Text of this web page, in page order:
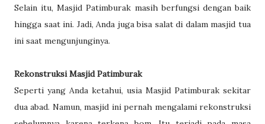
Selain itu, Masjid Patimburak masih berfungsi dengan baik
hingga saat ini. Jadi, Anda juga bisa salat di dalam masjid tua
ini saat mengunjunginya.
Rekonstruksi Masjid Patimburak
Seperti yang Anda ketahui, usia Masjid Patimburak sekitar
dua abad. Namun, masjid ini pernah mengalami rekonstruksi